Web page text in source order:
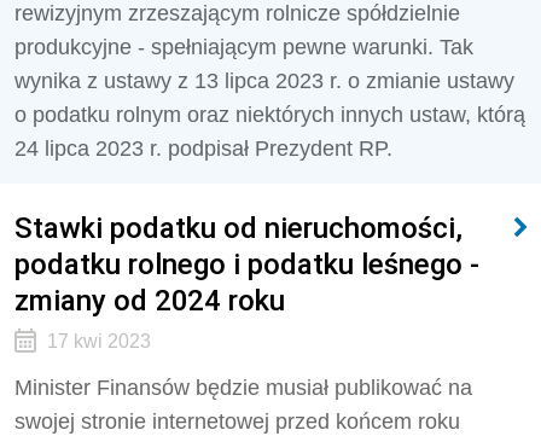
rewizyjnym zrzeszającym rolnicze spółdzielnie
produkcyjne - spełniającym pewne warunki. Tak
wynika z ustawy z 13 lipca 2023 r. o zmianie ustawy
o podatku rolnym oraz niektórych innych ustaw, którą
24 lipca 2023 r. podpisał Prezydent RP.
Stawki podatku od nieruchomości,
podatku rolnego i podatku leśnego -
zmiany od 2024 roku
17 kwi 2023
Minister Finansów będzie musiał publikować na
swojej stronie internetowej przed końcem roku